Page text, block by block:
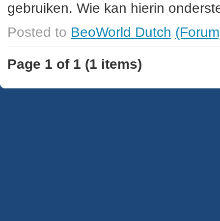
gebruiken. Wie kan hierin
Posted to BeoWorld Dutch
Page 1 of 1 (1 items)